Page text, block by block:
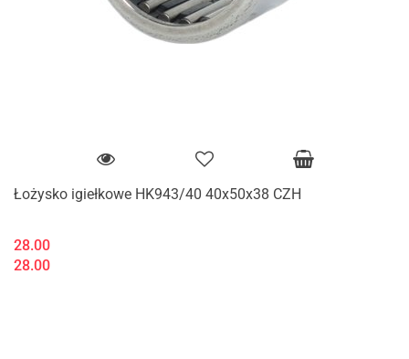
Łożysko igiełkowe HK943/40 40x50x38 CZH
28.00
28.00